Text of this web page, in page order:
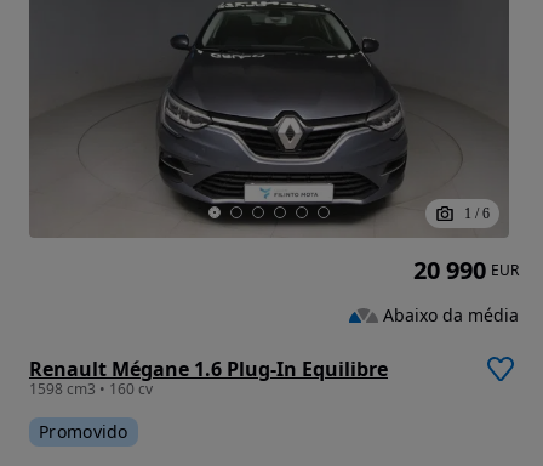
1 / 6
Renault Mégane 1.6 Plug-In Equilibre
1598 cm3 • 160 cv
Promovido
20 990 EUR
Abaixo da média